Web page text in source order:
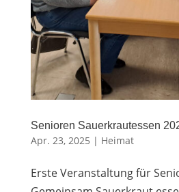
Senioren Sauerkrautessen
Apr. 23, 2025 | Heimat
Erste Veranstaltung für